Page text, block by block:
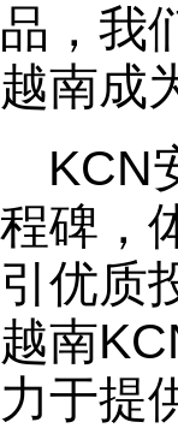
品，我
越南成
KCN
程碑，
引优质
越南
力于提